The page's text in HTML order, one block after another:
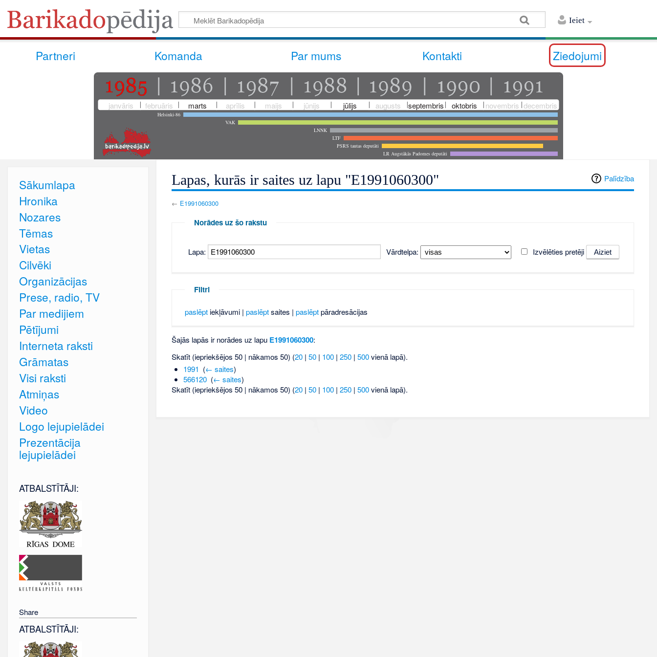
Ieiet
Partneri Komanda Par mums Kontakti Ziedojumi
janvāris februāris marts aprīlis maijs jūnijs jūlijs augusts septembris oktobris novembris decembris
Helsinki-86
VAK
LNNK
LTF
PSRS tautas deputāti
LR Augstākās Padomes deputāti
Palīdzība
Lapas, kurās ir saites uz lapu "E1991060300"
← E1991060300
Norādes uz šo rakstu
Lapa: Vārdtelpa: Izvēlēties pretēji
Filtri
paslēpt iekļāvumi |paslēptsaites |paslēptpāradresācijas
Šajās lapās ir norādes uz lapu E1991060300:
Skatīt (iepriekšējos 50 | nākamos 50) (20| 50| 100| 250| 500vienā lapā).
1991 (← saites)
566120‎ (← saites)
Skatīt (iepriekšējos 50 | nākamos 50) (20| 50| 100| 250| 500vienā lapā).
Sākumlapa
Hronika
Nozares
Tēmas
Vietas
Cilvēki
Organizācijas
Prese, radio, TV
Par medijiem
Pētījumi
Interneta raksti
Grāmatas
Visi raksti
Atmiņas
Video
Logo lejupielādei
Prezentācija
lejupielādei
ATBALSTĪTĀJI:
Share
ATBALSTĪTĀJI: